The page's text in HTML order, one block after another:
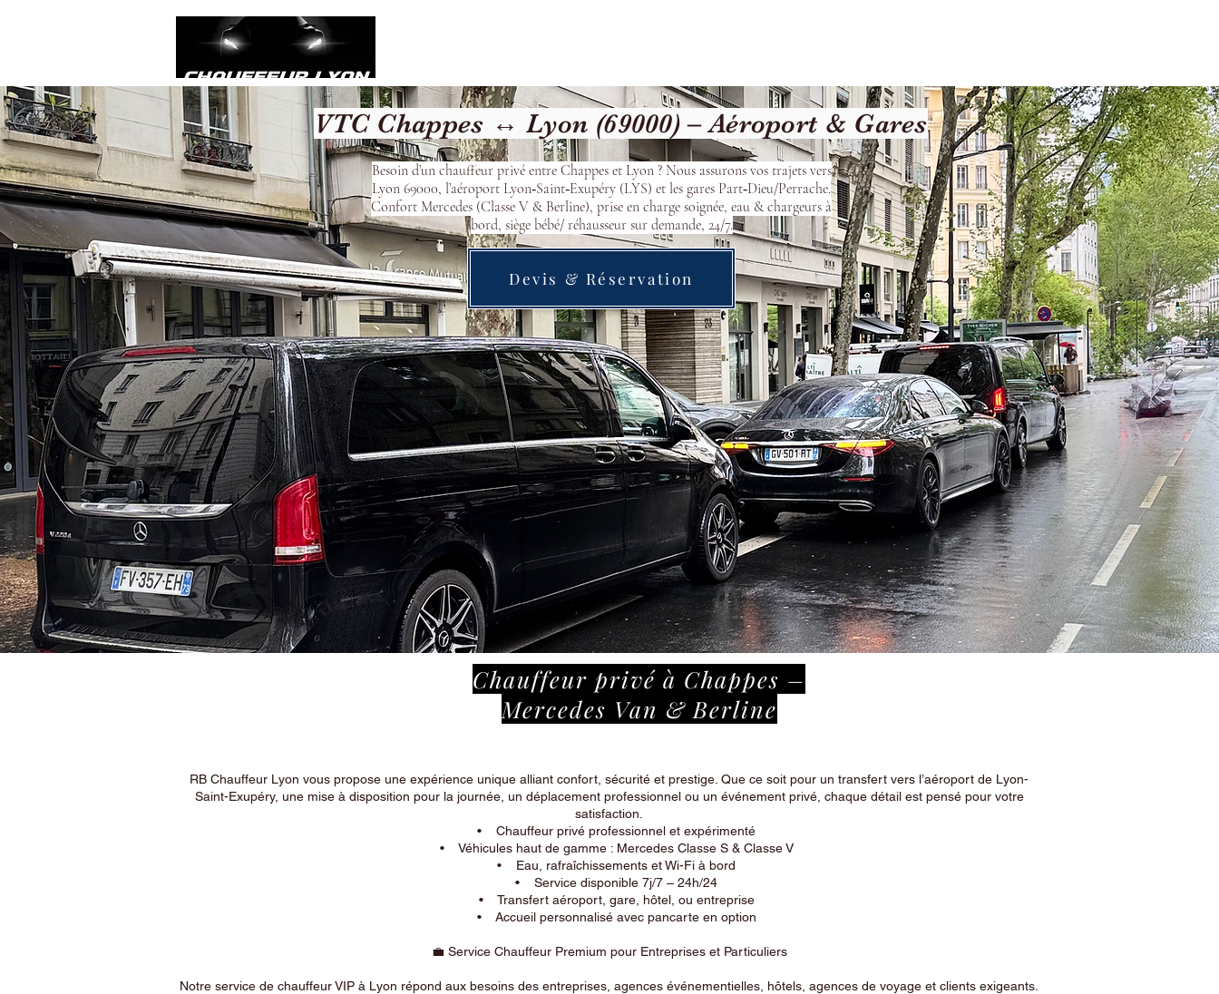
VTC Chappes ↔ Lyon (69000) – Aéroport & Gares
Besoin d’un chauffeur privé entre Chappes et Lyon ? Nous assurons vos trajets vers
Lyon 69000, l’aéroport Lyon‑Saint‑Exupéry (LYS) et les gares Part‑Dieu/Perrache.
Confort Mercedes (Classe V & Berline), prise en charge soignée, eau & chargeurs à
bord, siège bébé/ réhausseur sur demande, 24/7.
Devis & Réservation
Chauffeur privé à Chappes –
Mercedes Van & Berline
RB Chauffeur Lyon vous propose une expérience unique alliant confort, sécurité et prestige. Que ce soit pour un transfert vers l’aéroport de Lyon-
Saint-Exupéry, une mise à disposition pour la journée, un déplacement professionnel ou un événement privé, chaque détail est pensé pour votre
satisfaction.
• Chauffeur privé professionnel et expérimenté
• Véhicules haut de gamme : Mercedes Classe S & Classe V
• Eau, rafraîchissements et Wi-Fi à bord
• Service disponible 7j/7 – 24h/24
• Transfert aéroport, gare, hôtel, ou entreprise
• Accueil personnalisé avec pancarte en option
💼 Service Chauffeur Premium pour Entreprises et Particuliers
Notre service de chauffeur VIP à Lyon répond aux besoins des entreprises, agences événementielles, hôtels, agences de voyage et clients exigeants.